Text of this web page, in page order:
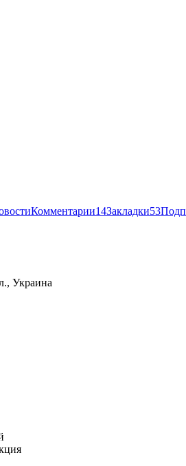
Комментарии14Закладки53
Украина